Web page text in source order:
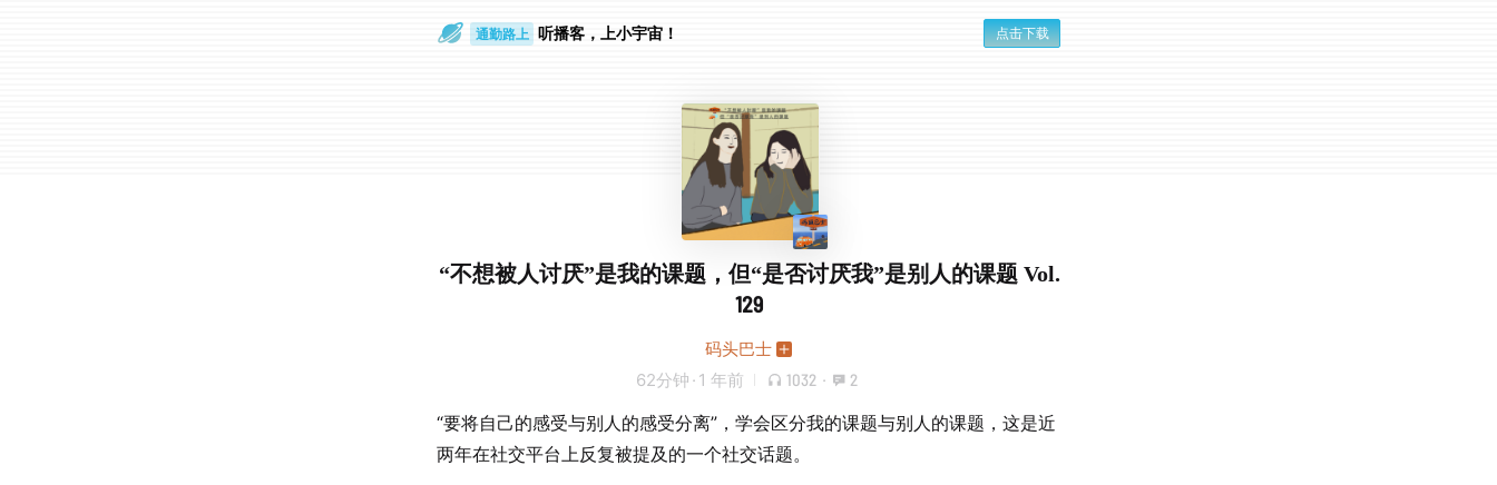
通勤路上 听播客，上小宇宙！ 点击下载
“不想被人讨厌”是我的课题，但“是否讨厌我”是别人的课题 Vol.
129
码头巴士
62分钟 · 1 年前 1032 · 2
“要将自己的感受与别人的感受分离”，学会区分我的课题与别人的课题，这是近
两年在社交平台上反复被提及的一个社交话题。